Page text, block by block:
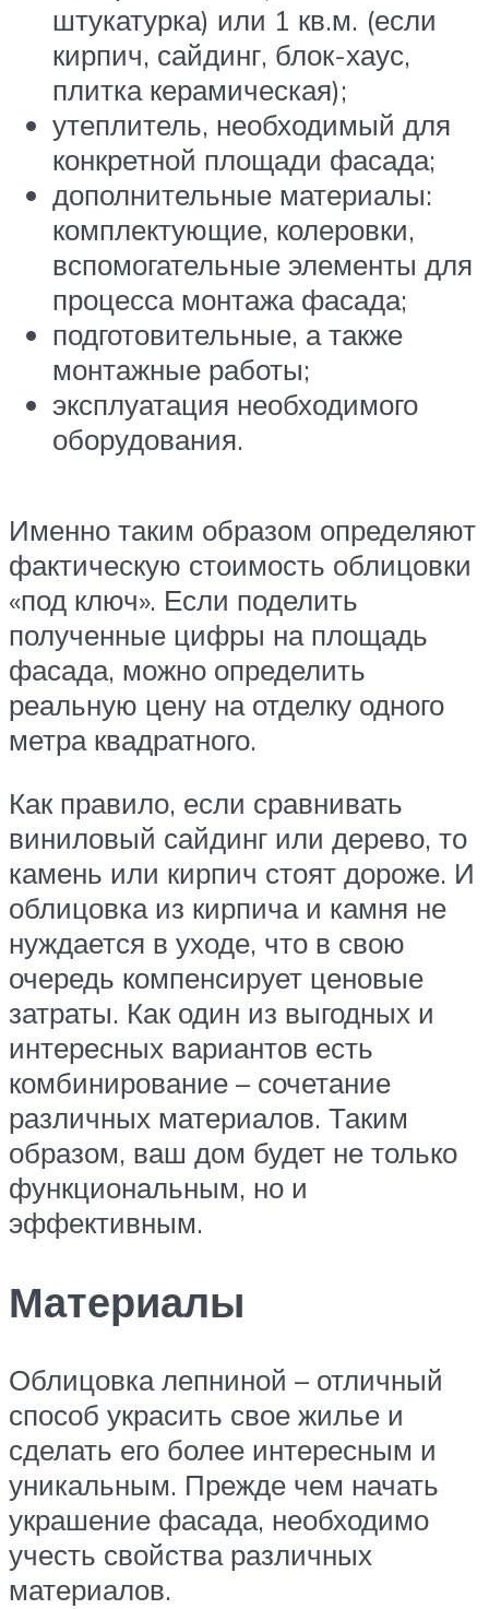
штукатурка) или 1 кв.м. (если
кирпич, сайдинг, блок-хаус,
плитка керамическая);
утеплитель, необходимый для
конкретной площади фасада;
дополнительные материалы:
комплектующие, колеровки,
вспомогательные элементы для
процесса монтажа фасада;
подготовительные, а также
монтажные работы;
эксплуатация необходимого
оборудования.
Именно таким образом определяют
фактическую стоимость облицовки
«под ключ». Если поделить
полученные цифры на площадь
фасада, можно определить
реальную цену на отделку одного
метра квадратного.
Как правило, если сравнивать
виниловый сайдинг или дерево, то
камень или кирпич стоят дороже. И
облицовка из кирпича и камня не
нуждается в уходе, что в свою
очередь компенсирует ценовые
затраты. Как один из выгодных и
интересных вариантов есть
комбинирование – сочетание
различных материалов. Таким
образом, ваш дом будет не только
функциональным, но и
эффективным.
Материалы
Облицовка лепниной – отличный
способ украсить свое жилье и
сделать его более интересным и
уникальным. Прежде чем начать
украшение фасада, необходимо
учесть свойства различных
материалов.